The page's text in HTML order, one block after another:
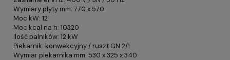
Wymiary płyty mm: 770 x 570
Moc kW: 12
Moc kcal na h: 10320
Ilość palników: 12 kW
Piekarnik: konwekcyjny / ruszt GN 2/1
Wymiar piekarnika mm: 530 x 325 x 340